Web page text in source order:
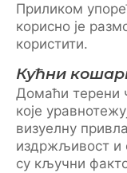
Приликом
корисно је
користити.
Кућни
Домаћи терени
које
визуелну
издржљивост и
су кључни